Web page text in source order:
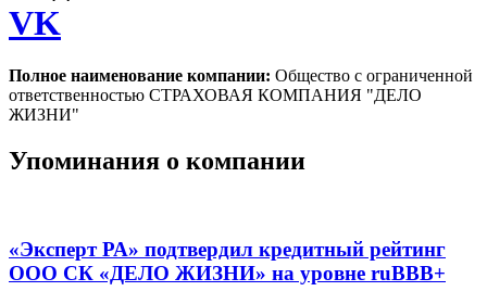
VK
Полное наименование компании: Общество с ограниченной
ответственностью СТРАХОВАЯ КОМПАНИЯ "ДЕЛО
ЖИЗНИ"
Упоминания о компании
«Эксперт РА» подтвердил кредитный рейтинг
ООО СК «ДЕЛО ЖИЗНИ» на уровне ruBBB+